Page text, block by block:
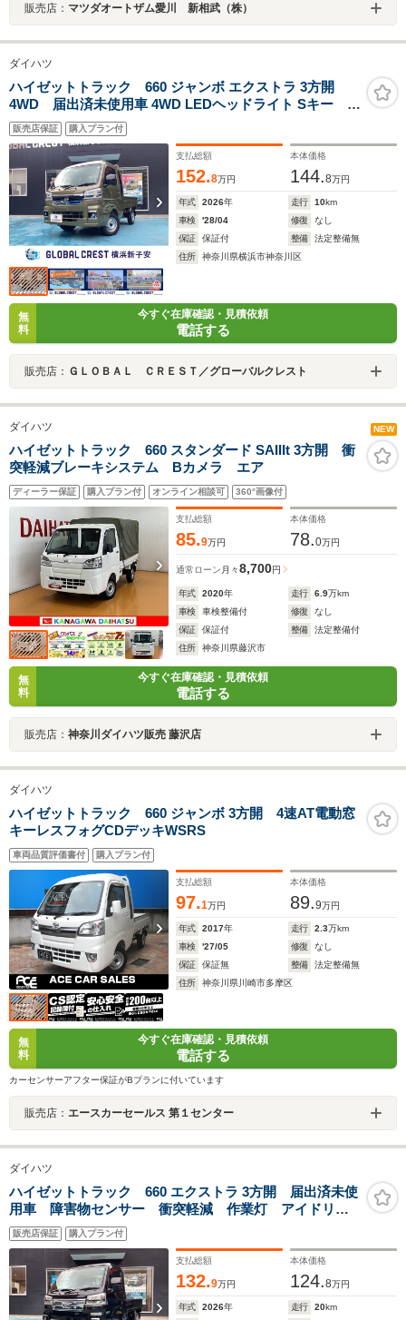
販売店： マツダオートザム愛川 新相武（株）
ダイハツ
ハイゼットトラック 660 ジャンボ エクストラ 3方開
4WD 届出済未使用車 4WD LEDヘッドライト Sキー 障
害物センサー 衝突軽減ブレーキ パワーウィンドウ
アイドリングストップ 陸運局指定工場コバック併設
各メーカー未使用車展示
販売店保証 購入プラン付
支払総額
152.8万円
本体価格
144.8万円
年式 2026年 走行 10km
車検
'28/04 修復
なし
保証
保証付 整備
法定整備無
住所
神奈川県横浜市神奈川区
無
料
今すぐ在庫確認・見積依頼
電話する
販売店： ＧＬＯＢＡＬ ＣＲＥＳＴ／グローバルクレスト
ダイハツ NEW
ハイゼットトラック 660 スタンダード SAIIIt 3方開 衝
突軽減ブレーキシステム Bカメラ エア
ディーラー保証 購入プラン付 オンライン相談可 360°画像付
支払総額
85.9万円
本体価格
78.0万円
通常ローン 月々8,700円
年式 2020年 走行 6.9万km
車検
車検整備付 修復
なし
保証
保証付 整備
法定整備付
住所
神奈川県藤沢市
無
料
今すぐ在庫確認・見積依頼
電話する
販売店： 神奈川ダイハツ販売 藤沢店
ダイハツ
ハイゼットトラック 660 ジャンボ 3方開 4速AT電動窓
キーレスフォグCDデッキWSRS
車両品質評価書付 購入プラン付
支払総額
97.1万円
本体価格
89.9万円
年式 2017年 走行 2.3万km
車検
'27/05 修復
なし
保証
保証無 整備
法定整備無
住所
神奈川県川崎市多摩区
無
料
今すぐ在庫確認・見積依頼
電話する
カーセンサーアフター保証がBプランに付いています
販売店： エースカーセールス 第１センター
ダイハツ
ハイゼットトラック 660 エクストラ 3方開 届出済未使
用車 障害物センサー 衝突軽減 作業灯 アイドリン
グストップ LEDヘッドライト スマートキー パワー
ウィンドウ エアコン
販売店保証 購入プラン付
支払総額
132.9万円
本体価格
124.8万円
年式 2026年 走行 20km